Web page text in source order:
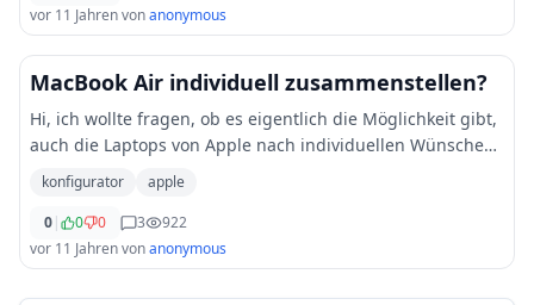
vor 11 Jahrenvonanonymous
MacBook Air individuell zusammenstellen?
Hi, ich wollte fragen, ob es eigentlich die Möglichkeit gibt,
auch die Laptops von Apple nach individuellen Wünschen
(Grafikkarte, Arbeitsspeicher usw.) zu konfigurieren wie
man es auch bei anderen n
konfigurator
apple
0| 0 0 3
922
vor 11 Jahrenvonanonymous